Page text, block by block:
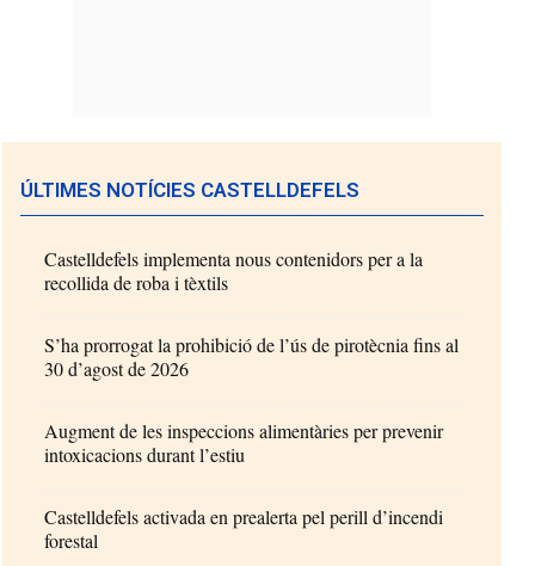
ÚLTIMES NOTÍCIES CASTELLDEFELS
Castelldefels implementa nous contenidors per a la
recollida de roba i tèxtils
S’ha prorrogat la prohibició de l’ús de pirotècnia fins al
30 d’agost de 2026
Augment de les inspeccions alimentàries per prevenir
intoxicacions durant l’estiu
Castelldefels activada en prealerta pel perill d’incendi
forestal